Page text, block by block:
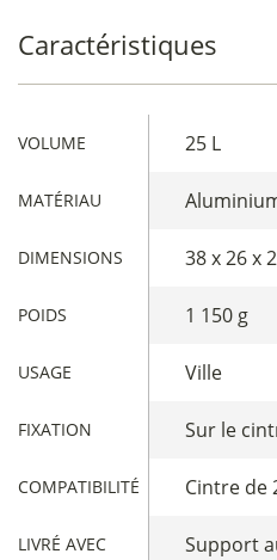
Caractéristiques
VOLUME 25 L
MATÉRIAU
DIMENSIONS 38 x 26 x
POIDS 1 150 g
USAGE Ville
FIXATION Sur le
COMPATIBILITÉ Cintre de
LIVRÉ AVEC Support